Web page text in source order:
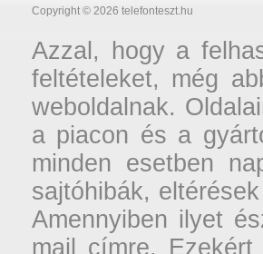
Copyright © 2026 telefonteszt.hu
Azzal, hogy a
feltételeket, még
weboldalnak.
a piacon és a
minden esetben
sajtóhibák,
Amennyiben ilyet
mail címre.